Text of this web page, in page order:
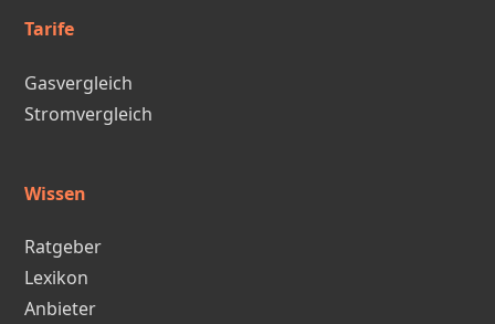
Tarife
Gasvergleich
Stromvergleich
Wissen
Ratgeber
Lexikon
Anbieter